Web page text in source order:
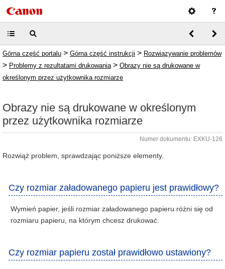
Górna część portalu > Górna część instrukcji > Rozwiązywanie problemów
> Problemy z rezultatami drukowania > Obrazy nie są drukowane w
określonym przez użytkownika rozmiarze
Obrazy nie są drukowane w określonym
przez użytkownika rozmiarze
Numer dokumentu: EXKU-126
Rozwiąż problem, sprawdzając poniższe elementy.
Czy rozmiar załadowanego papieru jest prawidłowy?
Wymień papier, jeśli rozmiar załadowanego papieru różni się od
rozmiaru papieru, na którym chcesz drukować.
Czy rozmiar papieru został prawidłowo ustawiony?